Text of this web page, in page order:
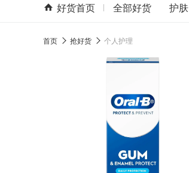
好货首页 全部好货 护肤
首页 抢好货 个人护理